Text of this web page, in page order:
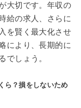
大切です。年収の
給の求人、さらに
を賢く最大化させ
により、長期的に
でしょう。
ら？損をしないため